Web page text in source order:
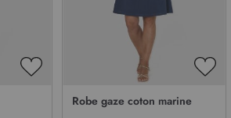
Robe gaze coton marine